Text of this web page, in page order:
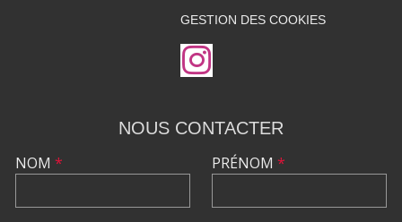
GESTION DES COOKIES
NOUS CONTACTER
NOM * PRÉNOM *